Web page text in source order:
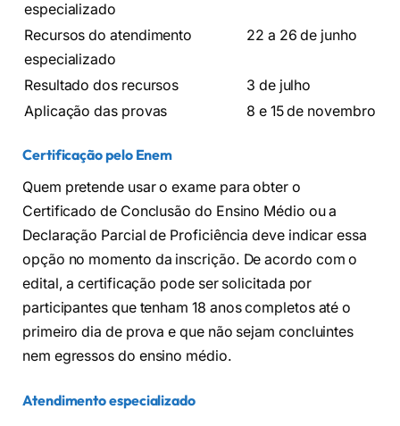
especializado
Recursos do atendimento
especializado
22 a 26 de junho
Resultado dos recursos
3 de julho
Aplicação das provas
8 e 15 de novembro
Certificação pelo Enem
Quem pretende usar o exame para obter o
Certificado de Conclusão do Ensino Médio ou a
Declaração Parcial de Proficiência deve indicar essa
opção no momento da inscrição. De acordo com o
edital, a certificação pode ser solicitada por
participantes que tenham 18 anos completos até o
primeiro dia de prova e que não sejam concluintes
nem egressos do ensino médio.
Atendimento especializado